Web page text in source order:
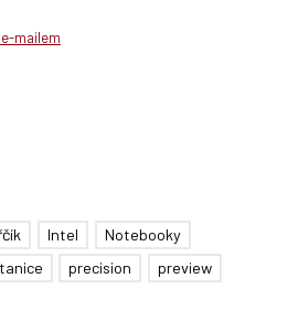
mailem
Intel
Notebooky
precision preview